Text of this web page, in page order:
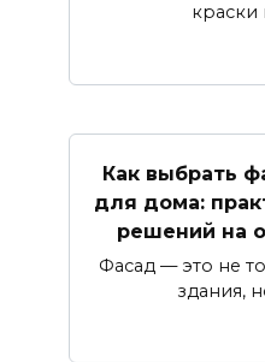
краски
Как выбрать
для дома:
решений на
Фасад — это не
здания,